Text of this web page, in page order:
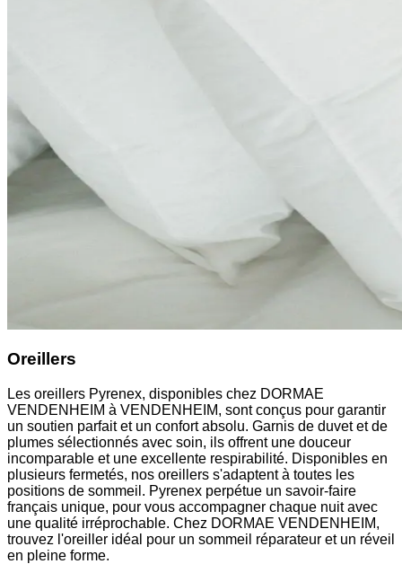
Oreillers
Les oreillers Pyrenex, disponibles chez DORMAE
VENDENHEIM à VENDENHEIM, sont conçus pour garantir
un soutien parfait et un confort absolu. Garnis de duvet et de
plumes sélectionnés avec soin, ils offrent une douceur
incomparable et une excellente respirabilité. Disponibles en
plusieurs fermetés, nos oreillers s'adaptent à toutes les
positions de sommeil. Pyrenex perpétue un savoir-faire
français unique, pour vous accompagner chaque nuit avec
une qualité irréprochable. Chez DORMAE VENDENHEIM,
trouvez l'oreiller idéal pour un sommeil réparateur et un réveil
en pleine forme.